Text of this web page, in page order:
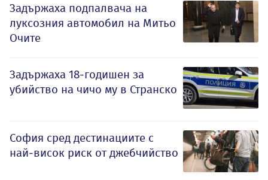
Задържаха подпалвача на
луксозния автомобил на Митьо
Очите
Задържаха 18-годишен за
убийство на чичо му в Странско
София сред дестинациите с
най-висок риск от джебчийство